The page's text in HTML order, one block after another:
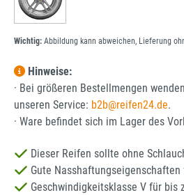
Wichtig: Abbildung kann abweichen, Lieferung
Hinweise:
· Bei größeren Bestellmengen
unseren Service: b2b@reifen24.de.
· Ware befindet sich im Lager des
Dieser Reifen sollte ohne
Gute
Geschwindigkeitsklasse V für bis